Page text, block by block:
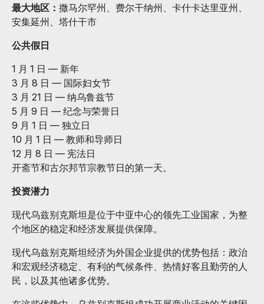
最大地区： 撒马尔罕州、费尔干纳州、卡什卡达里亚州、
安集延州、塔什干市
公共假日
1 月 1 日 — 新年
3 月 8 日 — 国际妇女节
3 月 21 日 — 纳乌鲁兹节
5 月 9 日 — 纪念与荣誉日
9 月 1 日 — 独立日
10 月 1 日 — 教师和导师日
12 月 8 日 — 宪法日
开斋节和古尔邦节宗教节日的第一天。
投资潜力
现代乌兹别克斯坦是位于中亚中心的领先工业国家，为整
个地区的稳定和经济发展提供保障。
现代乌兹别克斯坦经济为外国企业提供的优势包括：政治
和宏观经济稳定、有利的气候条件、热情好客且勤劳的人
民，以及其他诸多优势。